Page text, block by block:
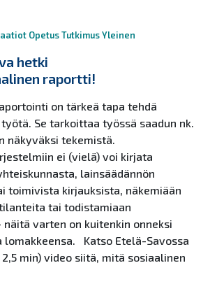
OpetusTutkimusYleinen
hetki
raportti!
on tärkeä tapa tehdä
Se tarkoittaa työssä saadun nk.
näkyväksi tekemistä.
ei (vielä) voi kirjata
lainsäädännön
toimivista kirjauksista, näkemiään
tai todistamiaan
näitä varten on kuitenkin onneksi
lomakkeensa. Katso Etelä-Savossa
min) video siitä, mitä sosiaalinen